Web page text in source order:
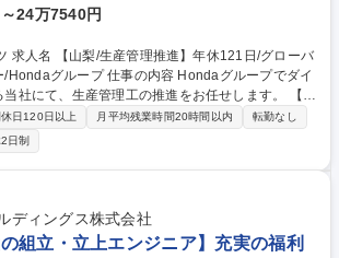
24万7540円
バ
事の内容 Hondaグループでダイ
社にて、生産管理工の推進をお任せします。 【詳
文に対し納期通りに納入するための生産及び出荷計
に対する実績を確認し、客先への納期を遵守する
どの調整を行う業務。 募集職種 【山梨/生
/グローバル自動車部品メーカー/Hondaグループ
日120日以上 月平均残業時間20時間以内
転勤なし
日制
ディングス株式会社
の組立・立上エンジニア】充実の福利